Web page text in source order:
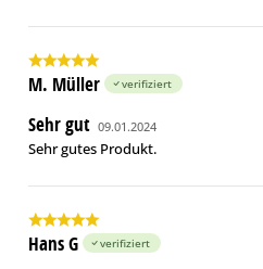
M. Müller verifiziert
Sehr gut 09.01.2024
Sehr gutes Produkt.
Hans G verifiziert